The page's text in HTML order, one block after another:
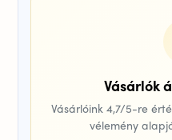
Vásárlók
Vásárlóink 4,7/5-re
vélemény